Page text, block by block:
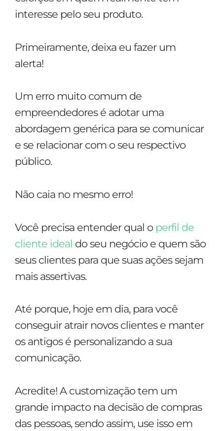
interesse pelo seu produto.
Primeiramente, deixa eu fazer um
alerta!
Um erro muito comum de
empreendedores é adotar uma
abordagem genérica para se comunicar
e se relacionar com o seu respectivo
público.
Não caia no mesmo erro!
Você precisa entender qual o perfil de
cliente ideal do seu negócio e quem são
seus clientes para que suas ações sejam
mais assertivas.
Até porque, hoje em dia, para você
conseguir atrair novos clientes e manter
os antigos é personalizando a sua
comunicação.
Acredite! A customização tem um
grande impacto na decisão de compras
das pessoas, sendo assim, use isso em